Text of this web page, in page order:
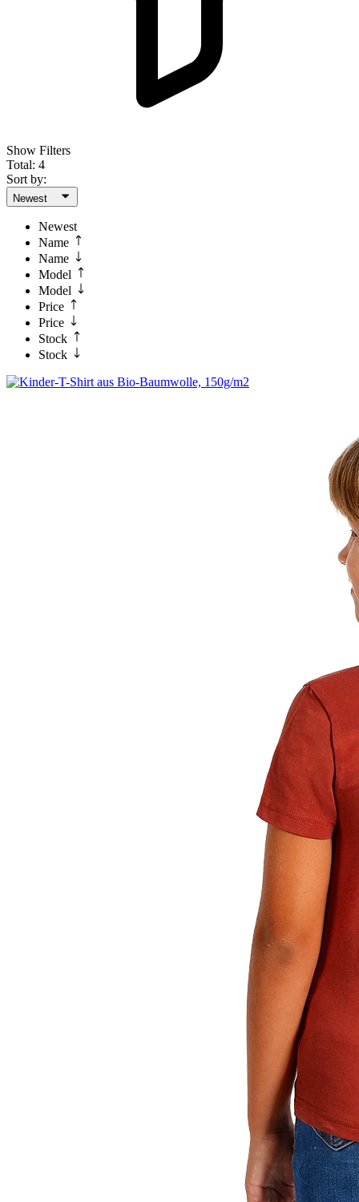
Show Filters
Total: 4
Sort by:
Newest
Newest
Name
Name
Model
Model
Price
Price
Stock
Stock